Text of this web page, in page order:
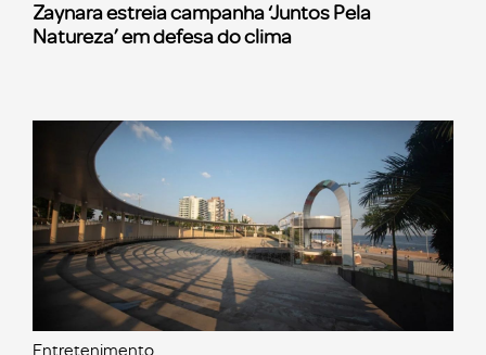
Zaynara estreia campanha ‘Juntos Pela
Natureza’ em defesa do clima
Entretenimento